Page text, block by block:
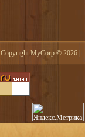
Copyright MyCorp © 2026